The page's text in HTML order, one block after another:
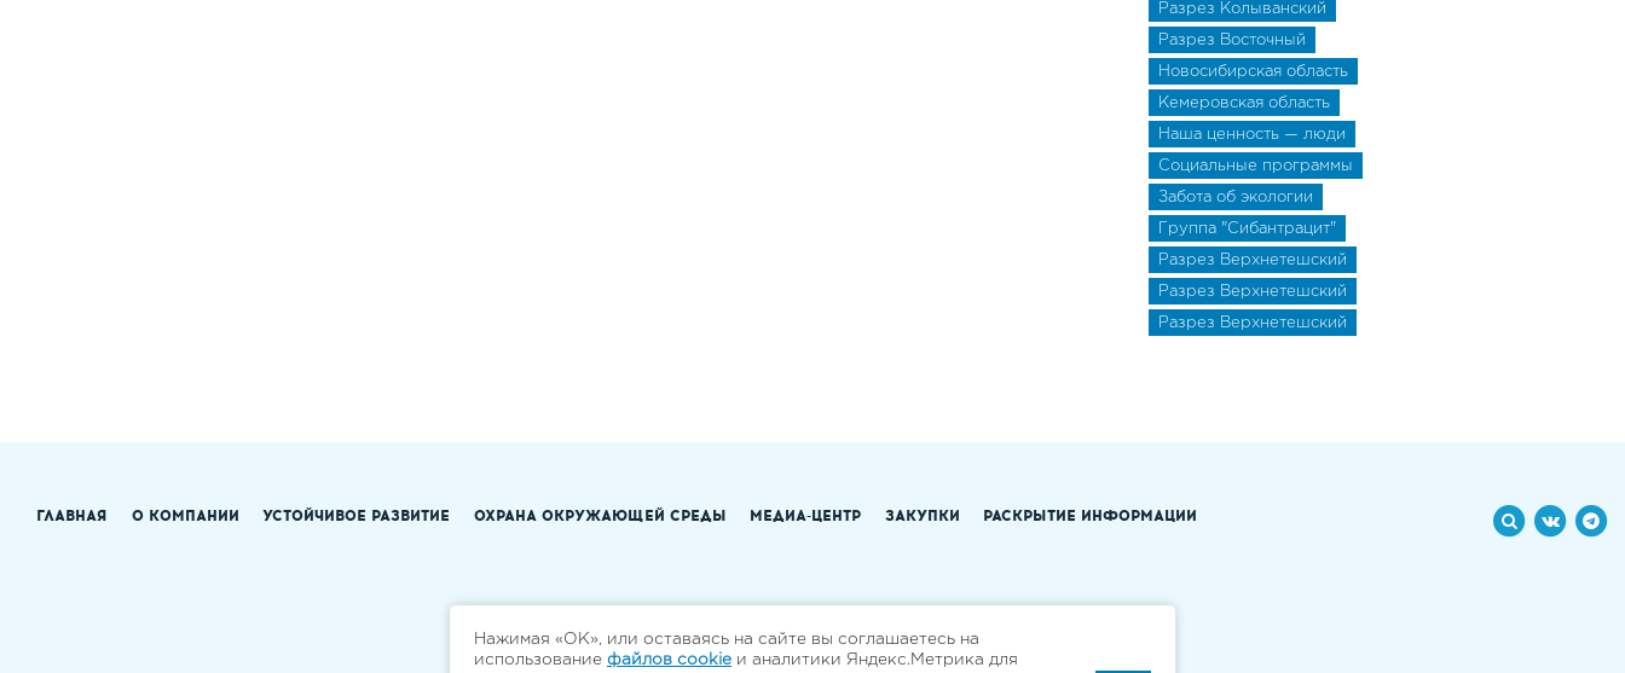
Разрез Колыванский
Разрез Восточный
Новосибирская область
Кемеровская область
Наша ценность — люди
Социальные программы
Забота об экологии
Группа "Сибантрацит"
Разрез Верхнетешский
Разрез Верхнетешский
Разрез Верхнетешский
ГЛАВНАЯ О КОМПАНИИ УСТОЙЧИВОЕ РАЗВИТИЕ ОХРАНА ОКРУЖАЮЩЕЙ СРЕДЫ МЕДИА-ЦЕНТР ЗАКУПКИ РАСКРЫТИЕ ИНФОРМАЦИИ
Нажимая «ОК», или оставаясь на сайте вы соглашаетесь на
использование файлов cookie и аналитики Яндекс.Метрика для